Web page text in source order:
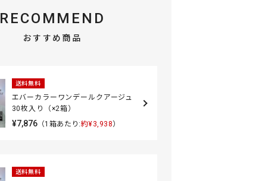
RECOMMEND
おすすめ商品
送料無料
エバーカラーワンデールクアージュ
30枚入り（×2箱）
¥7,876（1箱あたり:約¥3,938）
送料無料